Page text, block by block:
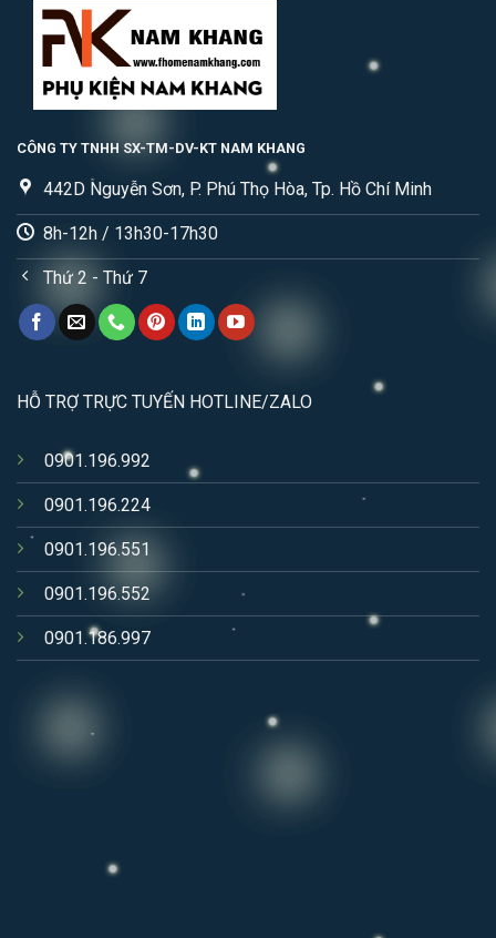
CÔNG TY TNHH SX-TM-DV-KT NAM KHANG
442D Nguyễn Sơn, P. Phú Thọ Hòa, Tp. Hồ Chí Minh
8h-12h / 13h30-17h30
Thứ 2 - Thứ 7
HỖ TRỢ TRỰC TUYẾN HOTLINE/ZALO
0901.196.992
0901.196.224
0901.196.551
0901.196.552
0901.186.997